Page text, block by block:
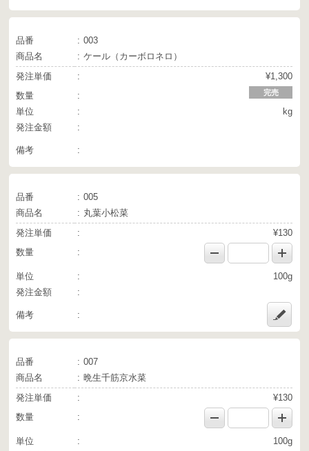
品番
003
商品名
ケール（カーボロネロ）
発注単価
¥1,300
数量
完売
単位
kg
発注金額
備考
品番
005
商品名
丸葉小松菜
発注単価
¥130
数量
単位
100g
発注金額
備考
品番
007
商品名
晩生千筋京水菜
発注単価
¥130
数量
単位
100g